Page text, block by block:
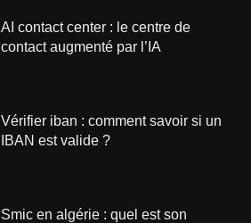
AI contact center : le centre de
contact augmenté par l’IA
Vérifier iban : comment savoir si un
IBAN est valide ?
Smic en algérie : quel est son